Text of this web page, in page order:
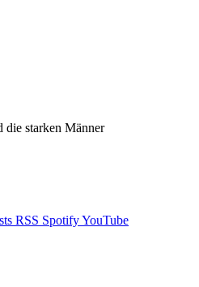
die starken Männer
RSS SpotifyYouTube